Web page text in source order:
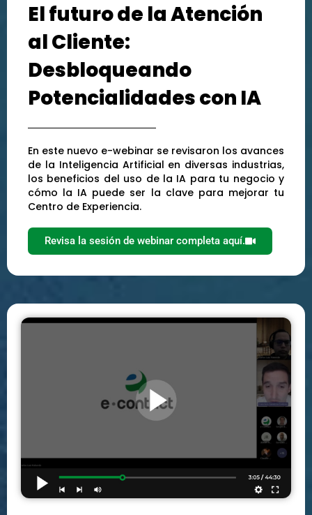
El futuro de la Atención
al Cliente:
Desbloqueando
Potencialidades con IA
En este nuevo e-webinar se revisaron los avances
de la Inteligencia Artificial en diversas industrias,
los beneficios del uso de la IA para tu negocio y
cómo la IA puede ser la clave para mejorar tu
Centro de Experiencia.
Revisa la sesión de webinar completa aquí.